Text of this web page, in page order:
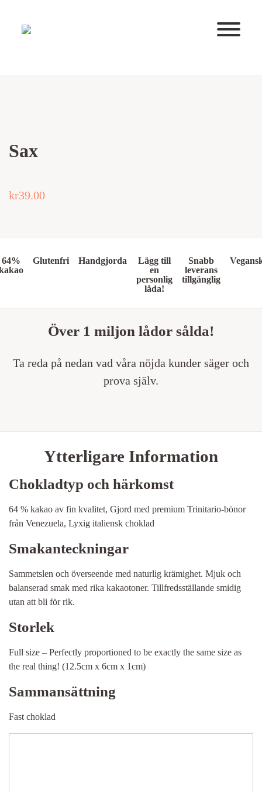
Huvudnavigering
Sax
kr39.00
64%
Glutenfri Handgjorda
Lägg till
en
personlig
låda!
Snabb
leverans
tillgänglig
Över 1 miljon lådor sålda!
Ta reda på nedan vad våra nöjda kunder säger och
prova själv.
Ytterligare Information
Chokladtyp och härkomst
64 % kakao av ​​fin kvalitet, Gjord med premium Trinitario-bönor
från Venezuela, Lyxig italiensk choklad
Smakanteckningar
Sammetslen och överseende med naturlig krämighet. Mjuk och
balanserad smak med rika kakaotoner. Tillfredsställande smidig
utan att bli för rik.
Storlek
Full size – Perfectly proportioned to be exactly the same size as
the real thing! (12.5cm x 6cm x 1cm)
Sammansättning
Fast choklad